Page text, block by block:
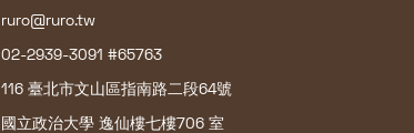
ruro@ruro.tw
02-2939-3091 #65763
116 臺北市文山區指南路二段64號
國立政治大學 逸仙樓七樓706 室